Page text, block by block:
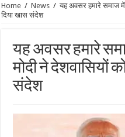
Home / News / यह अवसर हमारे समाज
दिया खास संदेश
यह अवसर हमारे
मोदी ने देशवासियों
संदेश